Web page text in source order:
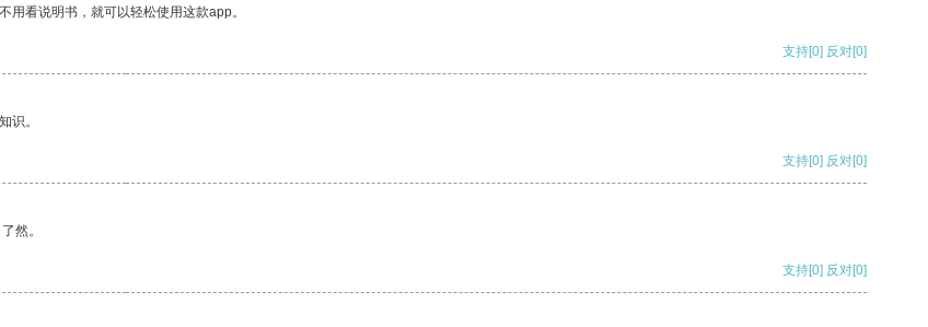
看说明书，就可以轻松使用这款app。
支持[0] 反对[0]
识。
支持[0] 反对[0]
然。
支持[0] 反对[0]